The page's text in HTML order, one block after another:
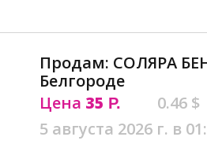
Продам: СОЛЯРА
Белгороде
Цена 35 Р.
0.46 $
5 августа 2026 г. в